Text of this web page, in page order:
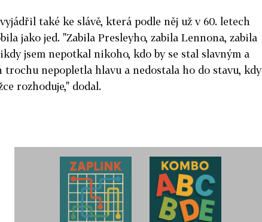
také ke slávě, která podle něj už v 60. letech
jako jed. "Zabila Presleyho, zabila Lennona, zabila
jsem nepotkal nikoho, kdo by se stal slavným a
trochu nepopletla hlavu a nedostala ho do stavu, kdy
rozhoduje," dodal.